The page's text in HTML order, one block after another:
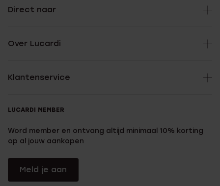
Direct naar
Over Lucardi
Klantenservice
LUCARDI MEMBER
Word member en ontvang altijd minimaal 10% korting
op al jouw aankopen
Meld je aan